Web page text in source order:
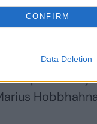
CONFIRM
Data Deletion
keliantį
kuriame
kuri